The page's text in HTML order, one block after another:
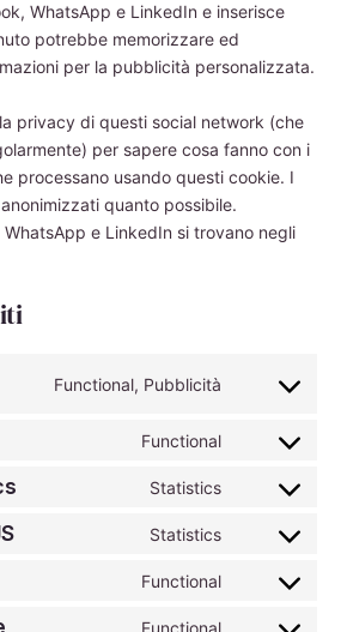
WhatsApp e LinkedIn e inserisce
potrebbe memorizzare ed
per la pubblicità personalizzata.
privacy di questi social network (che
per sapere cosa fanno con i
processano usando questi cookie. I
quanto possibile.
e LinkedIn si trovano negli
Functional, Pubblicità
Consent
service
recaptcha
Functional
Consent
service
Statistics
Consent
service
analytics
Statistics
Consent
service
Functional
Consent
Functional